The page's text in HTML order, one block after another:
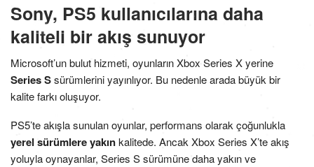
Sony, PS5 kullanıcılarına daha
kaliteli bir akış sunuyor
Microsoft’un bulut hizmeti, oyunların Xbox Series X yerine
Series Ssürümlerini yayınlıyor. Bu nedenle arada büyük bir
kalite farkı oluşuyor.
PS5’te akışla sunulan oyunlar, performans olarak çoğunlukla
yerel sürümlere yakınkalitede. Ancak Xbox Series X’te akış
yoluyla oynayanlar, Series S sürümüne daha yakın ve